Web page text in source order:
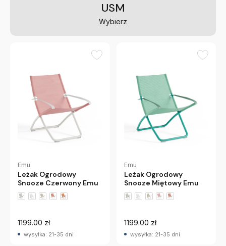
USM
Wybierz
Emu
Leżak Ogrodowy
Snooze Czerwony Emu
1199.00 zł
wysyłka: 21-35 dni
Emu
Leżak Ogrodowy
Snooze Miętowy Emu
1199.00 zł
wysyłka: 21-35 dni